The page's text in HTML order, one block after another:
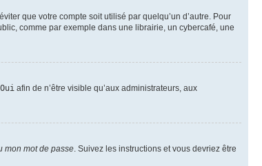
que votre compte soit utilisé par quelqu’un d’autre. Pour
comme par exemple dans une librairie, un cybercafé, une
Oui afin de n’être visible qu’aux administrateurs, aux
mon mot de passe. Suivez les instructions et vous devriez être